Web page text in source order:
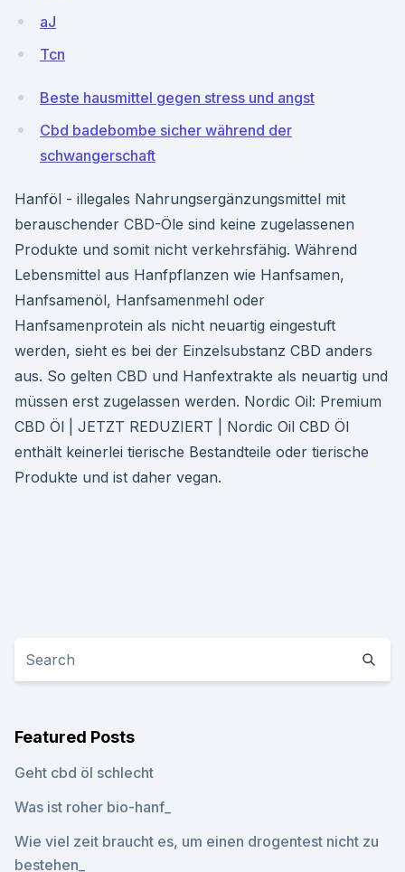
aJ
Tcn
Beste hausmittel gegen stress und angst
Cbd badebombe sicher während der
schwangerschaft
Hanföl - illegales Nahrungsergänzungsmittel mit
berauschender CBD-Öle sind keine zugelassenen
Produkte und somit nicht verkehrsfähig. Während
Lebensmittel aus Hanfpflanzen wie Hanfsamen,
Hanfsamenöl, Hanfsamenmehl oder
Hanfsamenprotein als nicht neuartig eingestuft
werden, sieht es bei der Einzelsubstanz CBD anders
aus. So gelten CBD und Hanfextrakte als neuartig und
müssen erst zugelassen werden. Nordic Oil: Premium
CBD Öl | JETZT REDUZIERT | Nordic Oil CBD Öl
enthält keinerlei tierische Bestandteile oder tierische
Produkte und ist daher vegan.
Featured Posts
Geht cbd öl schlecht
Was ist roher bio-hanf_
Wie viel zeit braucht es, um einen drogentest nicht zu
bestehen_